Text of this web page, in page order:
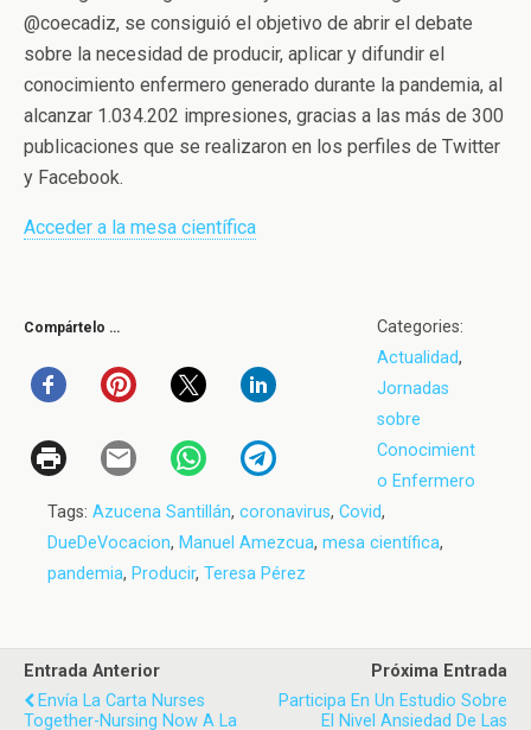
@coecadiz, se consiguió el objetivo de abrir el debate
sobre la necesidad de producir, aplicar y difundir el
conocimiento enfermero generado durante la pandemia, al
alcanzar 1.034.202 impresiones, gracias a las más de 300
publicaciones que se realizaron en los perfiles de Twitter
y Facebook.
Acceder a la mesa científica
Compártelo …
Categories:
Actualidad,
Jornadas
sobre
Conocimient
o Enfermero
Tags: Azucena Santillán, coronavirus, Covid,
DueDeVocacion, Manuel Amezcua, mesa científica,
pandemia, Producir, Teresa Pérez
Entrada Anterior
Envía La Carta Nurses
Together-Nursing Now A La
Próxima Entrada
Participa En Un Estudio Sobre
El Nivel Ansiedad De Las